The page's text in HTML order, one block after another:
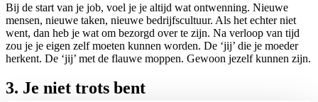
Bij de start van je job, voel je je altijd wat ontwenning. Nieuwe
mensen, nieuwe taken, nieuwe bedrijfscultuur. Als het echter niet
went, dan heb je wat om bezorgd over te zijn. Na verloop van tijd
zou je je eigen zelf moeten kunnen worden. De ‘jij’ die je moeder
herkent. De ‘jij’ met de flauwe moppen. Gewoon jezelf kunnen zijn.
3. Je niet trots bent